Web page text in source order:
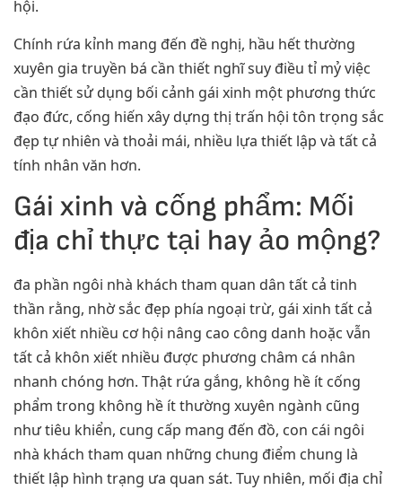
hội.
Chính rứa kỉnh mang đến đề nghị, hầu hết thường
xuyên gia truyền bá cần thiết nghĩ suy điều tỉ mỷ việc
cần thiết sử dụng bối cảnh gái xinh một phương thức
đạo đức, cống hiến xây dựng thị trấn hội tôn trọng sắc
đẹp tự nhiên và thoải mái, nhiều lựa thiết lập và tất cả
tính nhân văn hơn.
Gái xinh và cống phẩm: Mối
địa chỉ thực tại hay ảo mộng?
đa phần ngôi nhà khách tham quan dân tất cả tinh
thần rằng, nhờ sắc đẹp phía ngoại trừ, gái xinh tất cả
khôn xiết nhiều cơ hội nâng cao công danh hoặc vẫn
tất cả khôn xiết nhiều được phương châm cá nhân
nhanh chóng hơn. Thật rứa gắng, không hề ít cống
phẩm trong không hề ít thường xuyên ngành cũng
như tiêu khiển, cung cấp mang đến đồ, con cái ngôi
nhà khách tham quan những chung điểm chung là
thiết lập hình trạng ưa quan sát. Tuy nhiên, mối địa chỉ